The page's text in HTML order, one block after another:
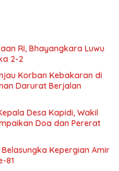
RI, Bhayangkara Luwu
2-2
Korban Kebakaran di
Darurat Berjalan
Desa Kapidi, Wakil
Doa dan Pererat
Kepergian Amir
81